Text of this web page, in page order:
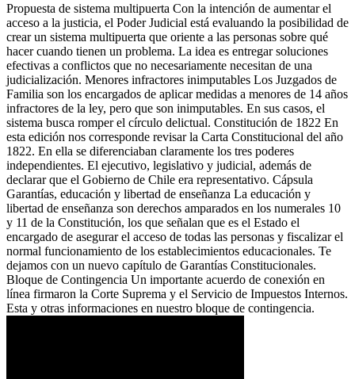
Propuesta de sistema multipuerta Con la intención de aumentar el
acceso a la justicia, el Poder Judicial está evaluando la posibilidad de
crear un sistema multipuerta que oriente a las personas sobre qué
hacer cuando tienen un problema. La idea es entregar soluciones
efectivas a conflictos que no necesariamente necesitan de una
judicialización. Menores infractores inimputables Los Juzgados de
Familia son los encargados de aplicar medidas a menores de 14 años
infractores de la ley, pero que son inimputables. En sus casos, el
sistema busca romper el círculo delictual. Constitución de 1822 En
esta edición nos corresponde revisar la Carta Constitucional del año
1822. En ella se diferenciaban claramente los tres poderes
independientes. El ejecutivo, legislativo y judicial, además de
declarar que el Gobierno de Chile era representativo. Cápsula
Garantías, educación y libertad de enseñanza La educación y
libertad de enseñanza son derechos amparados en los numerales 10
y 11 de la Constitución, los que señalan que es el Estado el
encargado de asegurar el acceso de todas las personas y fiscalizar el
normal funcionamiento de los establecimientos educacionales. Te
dejamos con un nuevo capítulo de Garantías Constitucionales.
Bloque de Contingencia Un importante acuerdo de conexión en
línea firmaron la Corte Suprema y el Servicio de Impuestos Internos.
Esta y otras informaciones en nuestro bloque de contingencia.